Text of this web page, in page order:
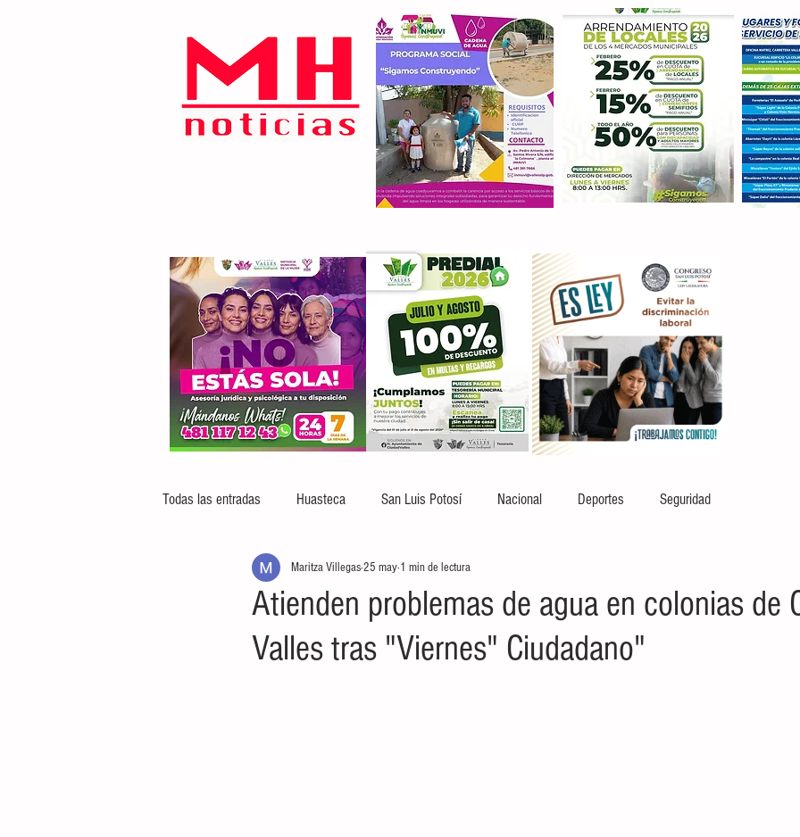
Todas las entradas Huasteca San Luis Potosí Nacional Deportes Seguridad
Atienden problemas de agua en colonias de
Valles tras "Viernes" Ciudadano"
Maritza Villegas25 may 1 min de lectura